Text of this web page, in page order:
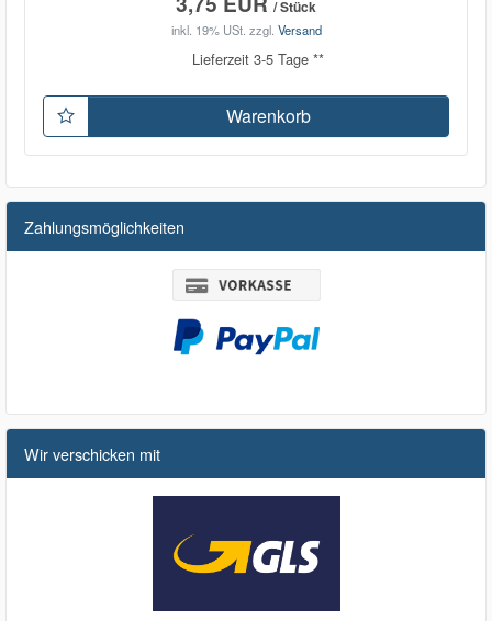
/ Stück
inkl. 19% USt. zzgl. Versand
Lieferzeit 3-5 Tage **
Warenkorb
Zahlungsmöglichkeiten
Wir verschicken mit